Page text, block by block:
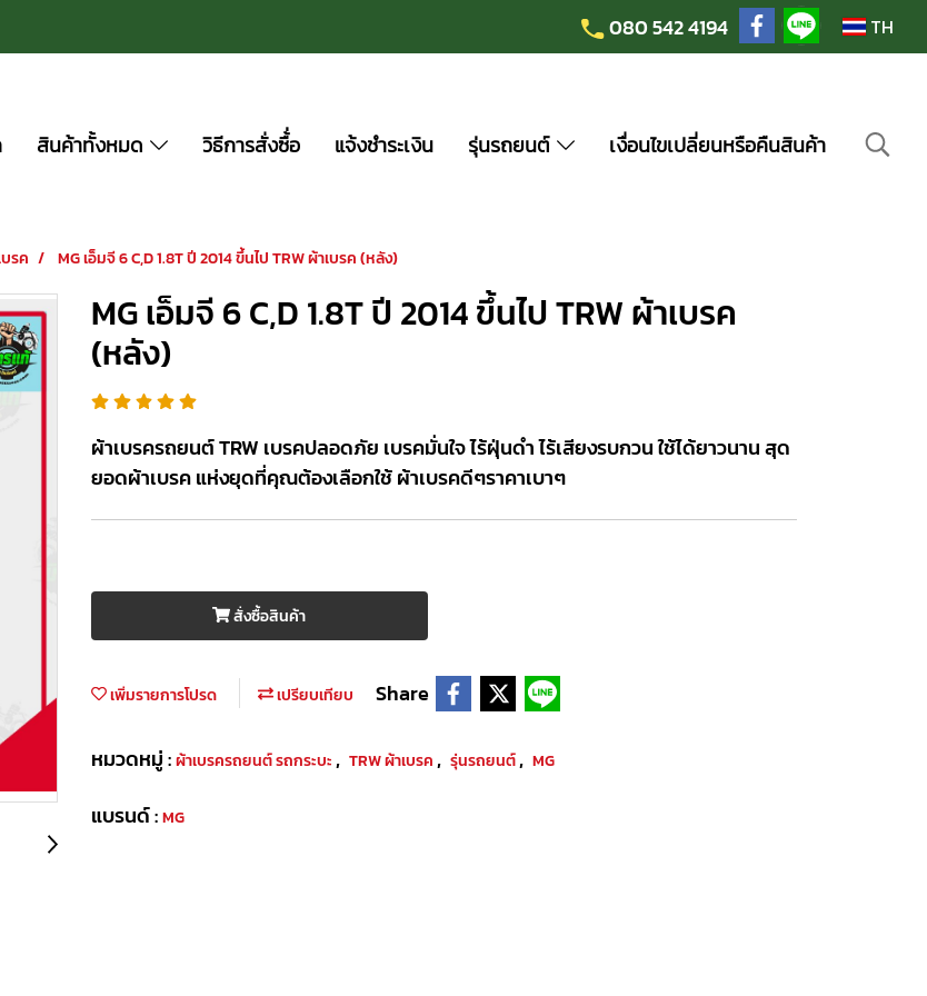
080 542 4194 TH
สินค้าทั้งหมด วิธีการสั่งซื้่อ แจ้งชำระเงิน รุ่นรถยนต์ เงื่อนไขเปลี่ยนหรือคืนสินค้า
บรค MG เอ็มจี 6 C,D 1.8T ปี 2014 ขึ้นไป TRW ผ้าเบรค (หลัง)
MG เอ็มจี 6 C,D 1.8T ปี 2014 ขึ้นไป TRW ผ้าเบรค
(หลัง)
ผ้าเบรครถยนต์ TRW เบรคปลอดภัย เบรคมั่นใจ ไร้ฝุ่นดำ ไร้เสียงรบกวน ใช้ได้ยาวนาน สุด
ยอดผ้าเบรค แห่งยุดที่คุณต้องเลือกใช้ ผ้าเบรคดีๆราคาเบาๆ
สั่งซื้อสินค้า
เพิ่มรายการโปรด เปรียบเทียบ Share
หมวดหมู่ :ผ้าเบรครถยนต์ รถกระบะ, TRW ผ้าเบรค, รุ่นรถยนต์, MG
แบรนด์ :MG